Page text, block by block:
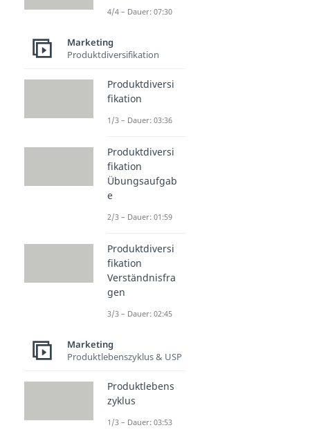
4/4 – Dauer: 07:30
Marketing
Produktdiversifikation
Produktdiversi
fikation
1/3 – Dauer: 03:36
Produktdiversi
fikation
Übungsaufgab
e
2/3 – Dauer: 01:59
Produktdiversi
fikation
Verständnisfra
gen
3/3 – Dauer: 02:45
Marketing
Produktlebenszyklus & USP
Produktlebens
zyklus
1/3 – Dauer: 03:53